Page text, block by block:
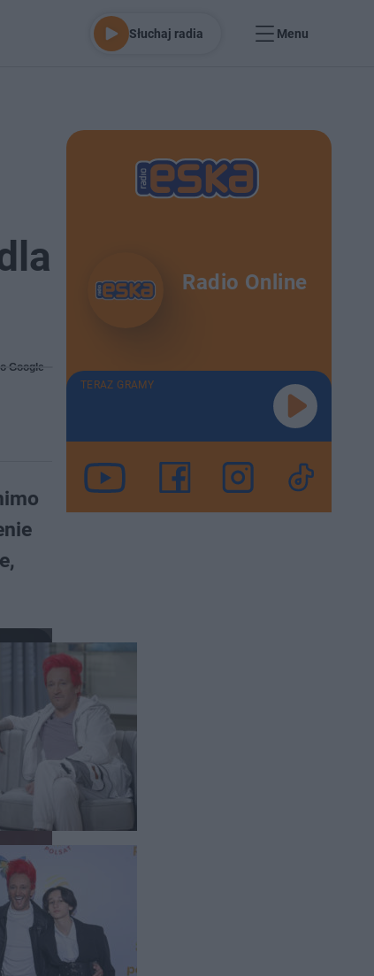
Słuchaj radia Menu
Google
Radio Online
TERAZ GRAMY